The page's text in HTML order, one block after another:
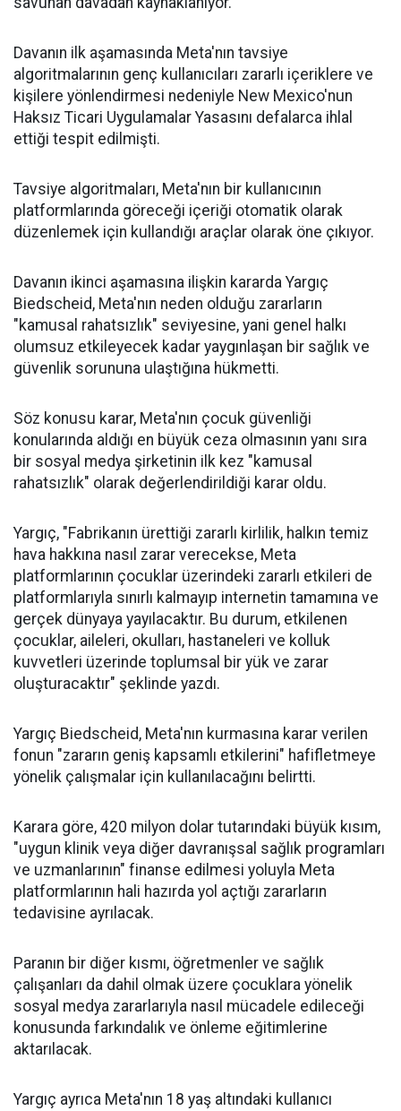
Davanın ilk aşamasında Meta'nın tavsiye
algoritmalarının genç kullanıcıları zararlı içeriklere ve
kişilere yönlendirmesi nedeniyle New Mexico'nun
Haksız Ticari Uygulamalar Yasasını defalarca ihlal
ettiği tespit edilmişti.
Tavsiye algoritmaları, Meta'nın bir kullanıcının
platformlarında göreceği içeriği otomatik olarak
düzenlemek için kullandığı araçlar olarak öne çıkıyor.
Davanın ikinci aşamasına ilişkin kararda Yargıç
Biedscheid, Meta'nın neden olduğu zararların
"kamusal rahatsızlık" seviyesine, yani genel halkı
olumsuz etkileyecek kadar yaygınlaşan bir sağlık ve
güvenlik sorununa ulaştığına hükmetti.
Söz konusu karar, Meta'nın çocuk güvenliği
konularında aldığı en büyük ceza olmasının yanı sıra
bir sosyal medya şirketinin ilk kez "kamusal
rahatsızlık" olarak değerlendirildiği karar oldu.
Yargıç, "Fabrikanın ürettiği zararlı kirlilik, halkın temiz
hava hakkına nasıl zarar verecekse, Meta
platformlarının çocuklar üzerindeki zararlı etkileri de
platformlarıyla sınırlı kalmayıp internetin tamamına ve
gerçek dünyaya yayılacaktır. Bu durum, etkilenen
çocuklar, aileleri, okulları, hastaneleri ve kolluk
kuvvetleri üzerinde toplumsal bir yük ve zarar
oluşturacaktır" şeklinde yazdı.
Yargıç Biedscheid, Meta'nın kurmasına karar verilen
fonun "zararın geniş kapsamlı etkilerini" hafifletmeye
yönelik çalışmalar için kullanılacağını belirtti.
Karara göre, 420 milyon dolar tutarındaki büyük kısım,
"uygun klinik veya diğer davranışsal sağlık programları
ve uzmanlarının" finanse edilmesi yoluyla Meta
platformlarının hali hazırda yol açtığı zararların
tedavisine ayrılacak.
Paranın bir diğer kısmı, öğretmenler ve sağlık
çalışanları da dahil olmak üzere çocuklara yönelik
sosyal medya zararlarıyla nasıl mücadele edileceği
konusunda farkındalık ve önleme eğitimlerine
aktarılacak.
Yargıç ayrıca Meta'nın 18 yaş altındaki kullanıcı